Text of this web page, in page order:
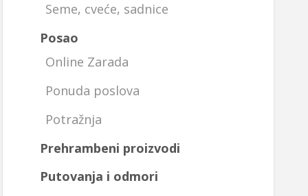
Seme, cveće, sadnice
Posao
Online Zarada
Ponuda poslova
Potražnja
Prehrambeni proizvodi
Putovanja i odmori